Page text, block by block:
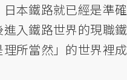
日本鐵路就已經是準確
入鐵路世界的現職鐵
所當然」的世界裡成